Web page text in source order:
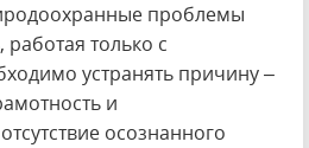
проблемы
только с
устранять причину –
и
осознанного